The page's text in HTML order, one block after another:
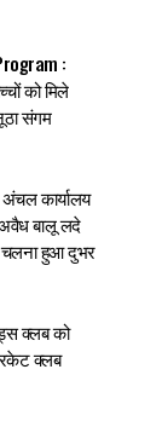
:
को मिले
संगम
कार्यालय
बालू लदे
चलना हुआ दुभर
क्लब को
क्लब